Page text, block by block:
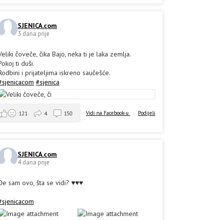
SJENICA.com
3 dana prije
čoveče, čika Bajo, neka ti je laka zemlja.
ti duši.
i prijateljima iskreno saučešće.
#sjenica
Vidi na Facebook-u · Podijeli
121 4 150
SJENICA.com
4 dana prije
sam ovo, šta se vidi? ♥️♥️♥️